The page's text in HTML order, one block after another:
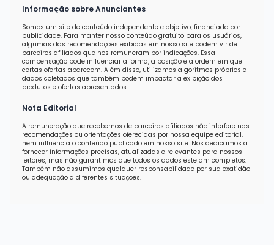
Informação sobre Anunciantes
Somos um site de conteúdo independente e objetivo, financiado por
publicidade. Para manter nosso conteúdo gratuito para os usuários,
algumas das recomendações exibidas em nosso site podem vir de
parceiros afiliados que nos remuneram por indicações. Essa
compensação pode influenciar a forma, a posição e a ordem em que
certas ofertas aparecem. Além disso, utilizamos algoritmos próprios e
dados coletados que também podem impactar a exibição dos
produtos e ofertas apresentados.
Nota Editorial
A remuneração que recebemos de parceiros afiliados não interfere nas
recomendações ou orientações oferecidas por nossa equipe editorial,
nem influencia o conteúdo publicado em nosso site. Nos dedicamos a
fornecer informações precisas, atualizadas e relevantes para nossos
leitores, mas não garantimos que todos os dados estejam completos.
Também não assumimos qualquer responsabilidade por sua exatidão
ou adequação a diferentes situações.